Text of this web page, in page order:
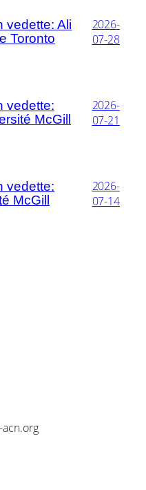
vedette: Ali
Toronto
2026-
07-28
vedette:
McGill
2026-
07-21
vedette:
McGill
2026-
07-14
acn.org